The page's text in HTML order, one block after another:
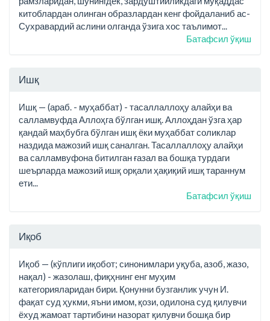
китоблардан олинган образлардан кенг фойдаланиб ас-
Сухравардий аслини олганда ўзига хос таълимот...
Батафсил ўқиш
Ишқ
Ишқ — (араб. - муҳаббат) - тасаллаллоҳу алайҳи ва
салламвуфда Аллоҳга бўлган ишқ. Аллоҳдан ўзга ҳар
қандай маҳбубга бўлган ишқ ёки муҳаббат соликлар
наздида мажозий ишқ саналган. Тасаллаллоҳу алайҳи
ва салламвуфона битилган ғазал ва бошқа турдаги
шеърларда мажозий ишқ орқали ҳақиқий ишқ тараннум
ети...
Батафсил ўқиш
Иқоб
Иқоб — (кўплиги иқобот; синонимлари уқуба, азоб, жазо,
нақал) - жазолаш, фиқҳнинг енг муҳим
категорияларидан бири. Қонунни бузганлик учун И.
фақат суд ҳукми, яъни имом, қози, одилона суд қилувчи
ёхуд жамоат тартибини назорат қилувчи бошқа бир